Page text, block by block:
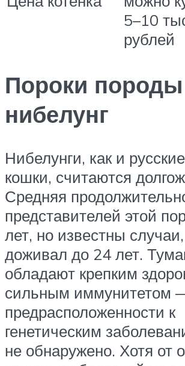
5–10
рублей
Пороки породы
нибелунг
Нибелунги, как и
кошки, считаются
Средняя
представителей этой
лет, но известны случаи,
доживал до 24 лет.
обладают крепким
сильным иммунитетом
предрасположенности к
генетическим
не обнаружено. Хотя от